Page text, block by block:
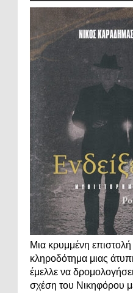
Μια κρυμμένη
κληροδότημα μιας
έμελλε να
σχέση του Νικηφόρου